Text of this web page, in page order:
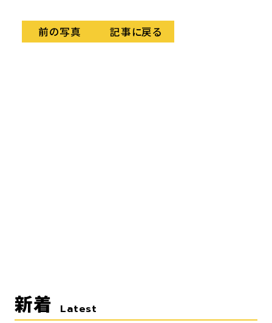
前の写真 記事に戻る
新着 Latest